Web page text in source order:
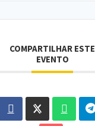
COMPARTILHAR ESTE
EVENTO